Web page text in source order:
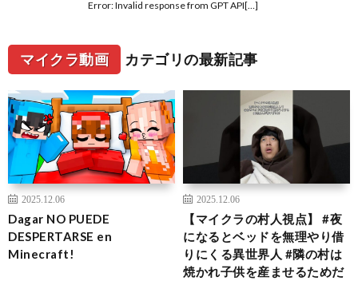
Error: Invalid response from GPT API[…]
マイクラ動画 カテゴリの最新記事
2025.12.06
Dagar NO PUEDE
DESPERTARSE en
Minecraft!
2025.12.06
【マイクラの村人視点】 #夜
になるとベッドを無理やり借
りにくる異世界人 #隣の村は
焼かれ子供を産ませるためだ